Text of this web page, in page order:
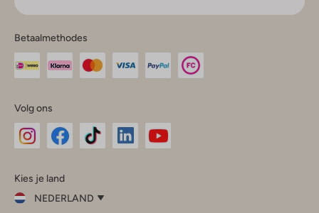
Betaalmethodes
Volg ons
InstagramFacebook
Kies je land
NEDERLAND